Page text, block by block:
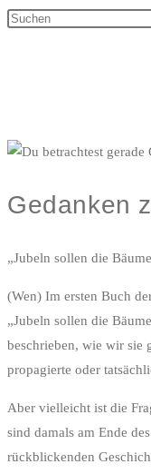
umschalten
Gedanken
„Jubeln sollen die
(Wen) Im ersten Buch
„Jubeln sollen die
beschrieben, wie wir sie
propagierte oder
Aber vielleicht ist die
sind damals am Ende
rückblickenden